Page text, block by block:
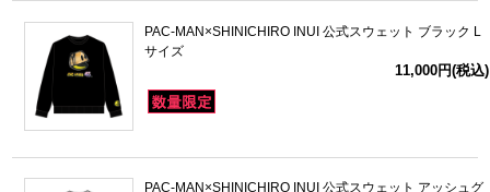
PAC-MAN×SHINICHIRO INUI 公式スウェット ブラック L
サイズ
11,000円(税込)
PAC-MAN×SHINICHIRO INUI 公式スウェット アッシュグ